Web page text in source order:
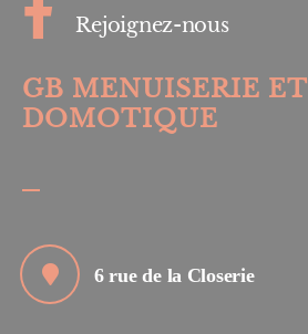
Rejoignez-nous
GB MENUISERIE ET
DOMOTIQUE
6 rue de la Closerie